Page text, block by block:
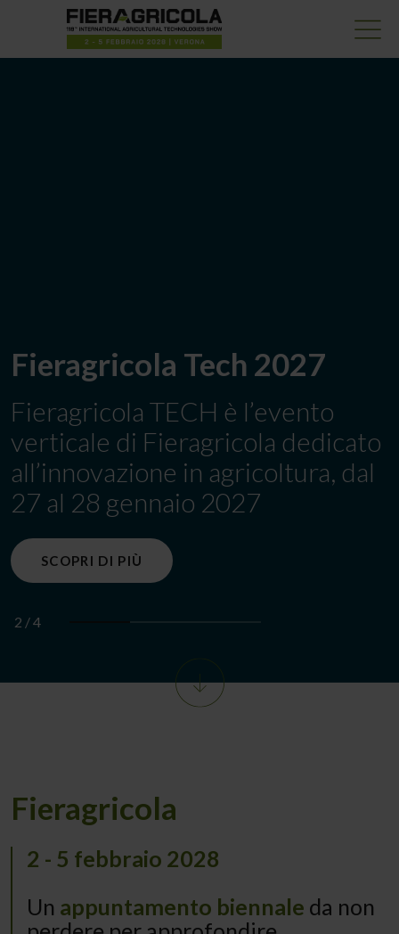
Fieragricola
Fieragricola Tech 2027
Fieragricola TECH è l’evento
verticale di Fieragricola dedicato
all’innovazione in agricoltura, dal
27 al 28 gennaio 2027
SCOPRI DI PIÙ
2 /4
Fieragricola
2 - 5 febbraio 2028
Un appuntamento biennale da non